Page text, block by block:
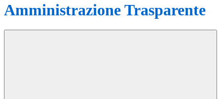
Amministrazione Trasparente